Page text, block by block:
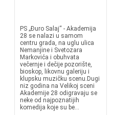
PS „Đuro Salaj“ - Akademija
28 se nalazi u samom
centru grada, na uglu ulica
Nemanjine i Svetozara
Markovića i obuhvata
večernje i dečije pozorište,
bioskop, likovnu galeriju i
klupsku muzičku scenu.Dugi
niz godina na Velikoj sceni
Akademije 28 odigravaju se
neke od najpoznatijih
komedija koje su be...